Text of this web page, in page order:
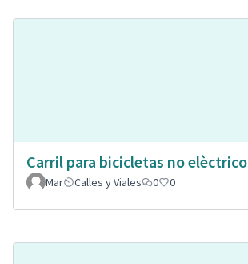
Carril para bicicletas no elèctrico
Mar
Calles y Viales 0 0